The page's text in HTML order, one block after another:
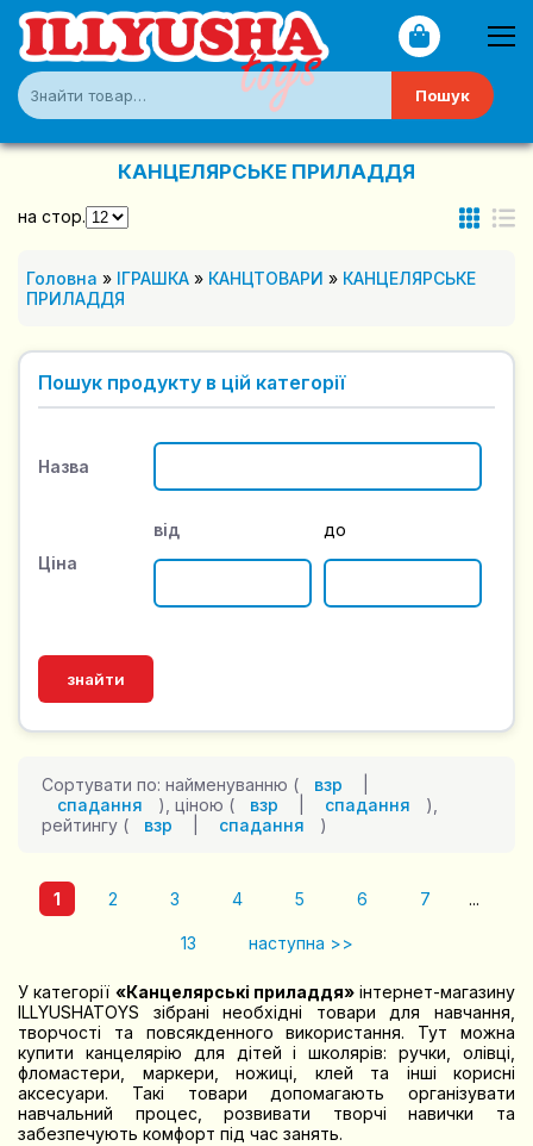
Пошук
КАНЦЕЛЯРСЬКЕ ПРИЛАДДЯ
на стор.
Головна » ІГРАШКА » КАНЦТОВАРИ » КАНЦЕЛЯРСЬКЕ
ПРИЛАДДЯ
Пошук продукту в цій категорії
Назва
Ціна
від до
Сортувати по: найменуванню ( взр
спадання
), ціною ( взр спадання
),
рейтингу (
взр спадання )
1 2 3 4 5 6 7 ...
13 наступна >>
У категорії «Канцелярські приладдя»інтернет-магазину
ILLYUSHATOYS зібрані необхідні товари для навчання,
творчості та повсякденного використання. Тут можна
купити канцелярію для дітей і школярів: ручки, олівці,
фломастери, маркери, ножиці, клей та інші корисні
аксесуари. Такі товари допомагають організувати
навчальний процес, розвивати творчі навички та
забезпечують комфорт під час занять.